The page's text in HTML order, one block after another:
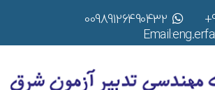
00989126490432